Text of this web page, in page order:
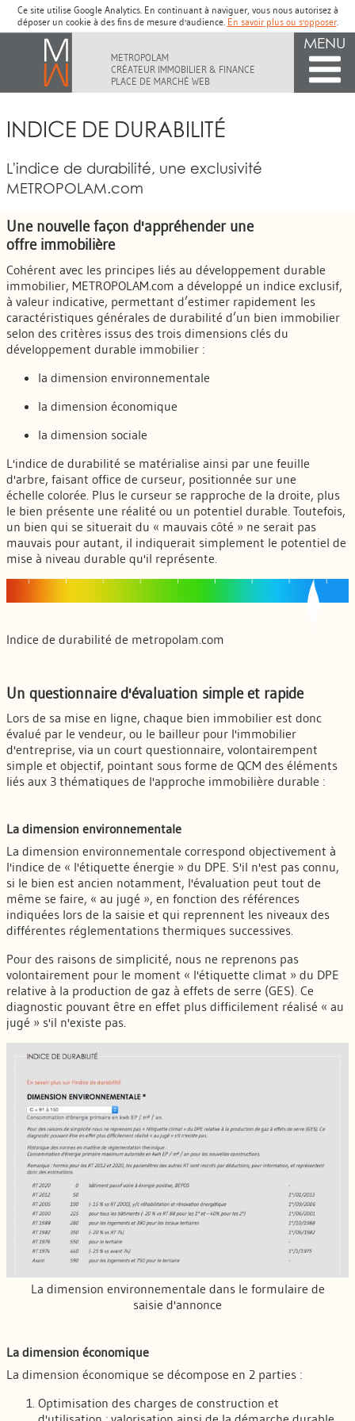
Ce site utilise Google Analytics. En continuant à naviguer, vous nous autorisez à
déposer un cookie à des fins de mesure d'audience. En savoir plus ou s'opposer.
METROPOLAM
CRÉATEUR IMMOBILIER & FINANCE
PLACE DE MARCHÉ WEB
MENU
INDICE DE DURABILITÉ
L'indice de durabilité, une exclusivité
METROPOLAM.com
Une nouvelle façon d'appréhender une
offre immobilière
Cohérent avec les principes liés au développement durable
immobilier, METROPOLAM.com a développé un indice exclusif,
à valeur indicative, permettant d’estimer rapidement les
caractéristiques générales de durabilité d’un bien immobilier
selon des critères issus des trois dimensions clés du
développement durable immobilier :
la dimension environnementale
la dimension économique
la dimension sociale
L'indice de durabilité se matérialise ainsi par une feuille
d'arbre, faisant office de curseur, positionnée sur une
échelle colorée. Plus le curseur se rapproche de la droite, plus
le bien présente une réalité ou un potentiel durable. Toutefois,
un bien qui se situerait du « mauvais côté » ne serait pas
mauvais pour autant, il indiquerait simplement le potentiel de
mise à niveau durable qu'il représente.
Indice de durabilité de metropolam.com
Un questionnaire d'évaluation simple et rapide
Lors de sa mise en ligne, chaque bien immobilier est donc
évalué par le vendeur, ou le bailleur pour l'immobilier
d'entreprise, via un court questionnaire, volontairempent
simple et objectif, pointant sous forme de QCM des éléments
liés aux 3 thématiques de l'approche immobilière durable :
La dimension environnementale
La dimension environnementale correspond objectivement à
l'indice de « l'étiquette énergie » du DPE. S'il n'est pas connu,
si le bien est ancien notamment, l'évaluation peut tout de
même se faire, « au jugé », en fonction des références
indiquées lors de la saisie et qui reprennent les niveaux des
différentes réglementations thermiques successives.
Pour des raisons de simplicité, nous ne reprenons pas
volontairement pour le moment « l'étiquette climat » du DPE
relative à la production de gaz à effets de serre (GES). Ce
diagnostic pouvant être en effet plus difficilement réalisé « au
jugé » s'il n'existe pas.
La dimension environnementale dans le formulaire de
saisie d'annonce
La dimension économique
La dimension économique se décompose en 2 parties :
Optimisation des charges de construction et